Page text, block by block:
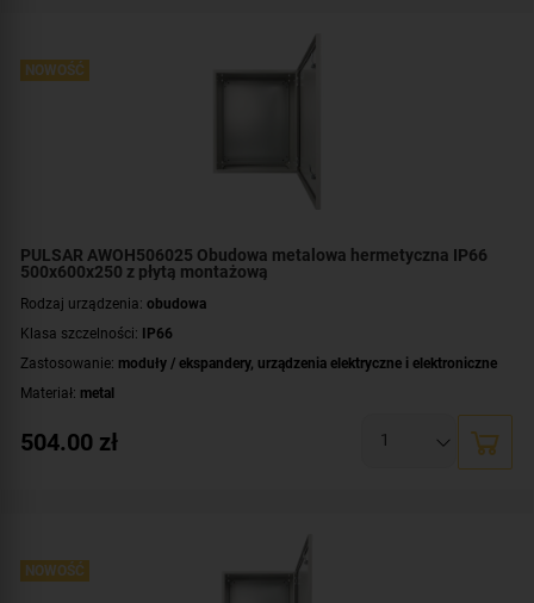
PULSAR AWOH506025 Obudowa metalowa hermetyczna IP66
500x600x250 z płytą montażową
NOWOŚĆ
Rodzaj urządzenia: obudowa
Klasa szczelności: IP66
Zastosowanie: moduły / ekspandery, urządzenia elektryczne i elektroniczne
Materiał: metal
Płyta montażowa, wymiary:
504.00 zł
NOWOŚĆ